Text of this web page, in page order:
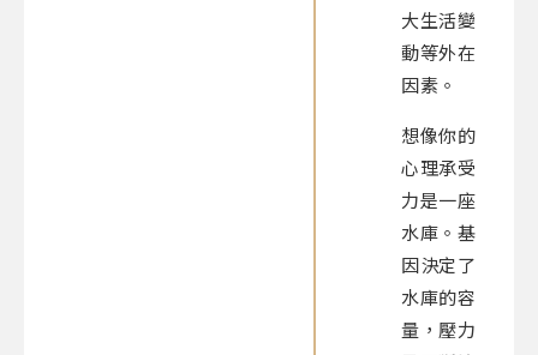
大生活變
動等外在
因素。
想像你的
心理承受
力是一座
水庫。基
因決定了
水庫的容
量，壓力